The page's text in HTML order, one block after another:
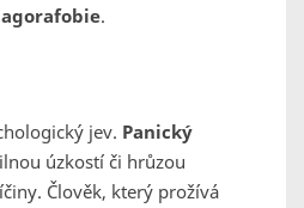
agorafobie.
jev. Panický
úzkostí či hrůzou
Člověk, který prožívá